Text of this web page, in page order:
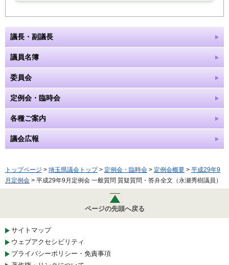
議長・副議長
議員名簿
委員会
定例会・臨時会
各種ご案内
議会広報
トップページ > 埼玉県議会トップ> 定例会・臨時会 > 定例会概要 > 平成29年9
月定例会 > 平成29年9月定例会 一般質問 質疑質問・答弁全文（永瀬秀樹議員）
ページの先頭へ戻る
サイトマップ
ウェブアクセシビリティ
プライバシーポリシー・免責事項